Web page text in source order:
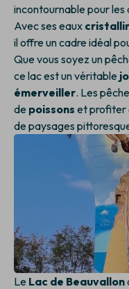
incontournable pour
Avec ses eaux
il offre un cadre idéal
Que vous soyez un
ce lac est un véritable
émerveiller. Les
de poissons et profiter
de paysages
Le Lac de Beauvallon